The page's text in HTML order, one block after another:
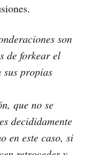
son
de forkear el
propias
que no se
decididamente
en este caso, si